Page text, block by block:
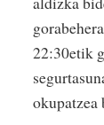
22:30etik
okupatzea